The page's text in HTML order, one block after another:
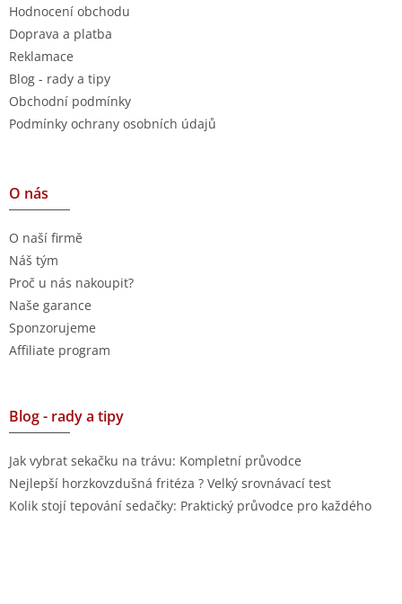
Hodnocení obchodu
Doprava a platba
Reklamace
Blog - rady a tipy
Obchodní podmínky
Podmínky ochrany osobních údajů
O nás
O naší firmě
Náš tým
Proč u nás nakoupit?
Naše garance
Sponzorujeme
Affiliate program
Blog - rady a tipy
Jak vybrat sekačku na trávu: Kompletní průvodce
Nejlepší horzkovzdušná fritéza ? Velký srovnávací test
Kolik stojí tepování sedačky: Praktický průvodce pro každého